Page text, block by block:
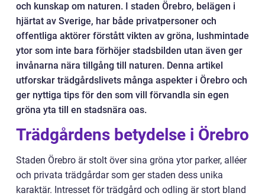
och kunskap om naturen. I staden Örebro, belägen i
hjärtat av Sverige, har både privatpersoner och
offentliga aktörer förstått vikten av gröna, lushmintade
ytor som inte bara förhöjer stadsbilden utan även ger
invånarna nära tillgång till naturen. Denna artikel
utforskar trädgårdslivets många aspekter i Örebro och
ger nyttiga tips för den som vill förvandla sin egen
gröna yta till en stadsnära oas.
Trädgårdens betydelse i Örebro
Staden Örebro är stolt över sina gröna ytor parker, alléer
och privata trädgårdar som ger staden dess unika
karaktär. Intresset för trädgård och odling är stort bland